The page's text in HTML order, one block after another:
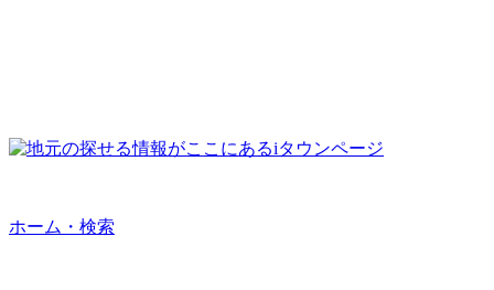
ホーム・検索